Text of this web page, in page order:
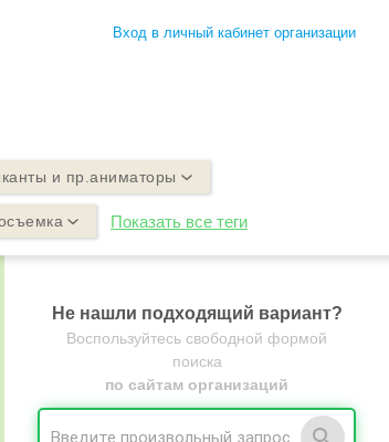
Вход в личный кабинет организации
и пр.аниматоры
Показать все теги
Не нашли подходящий вариант?
Воспользуйтесь свободной формой
поиска
по сайтам организаций